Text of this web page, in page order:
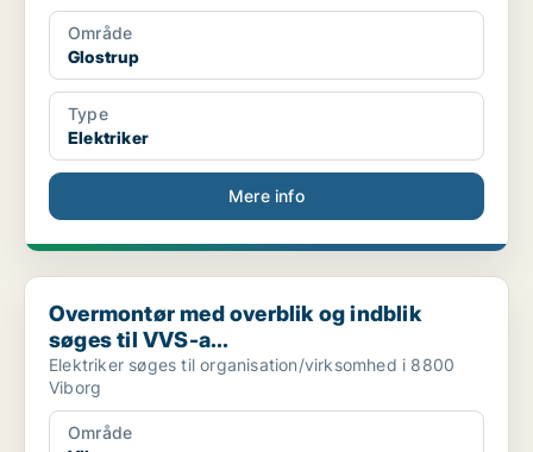
Område
Glostrup
Type
Elektriker
Mere info
Overmontør med overblik og indblik søges til VVS-a...
Overmontør med overblik og indblik
søges til VVS-a...
Elektriker søges til organisation/virksomhed i 8800
Viborg
Område